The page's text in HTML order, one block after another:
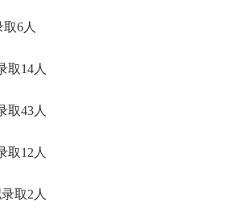
6人
取14人
取43人
取12人
取2人